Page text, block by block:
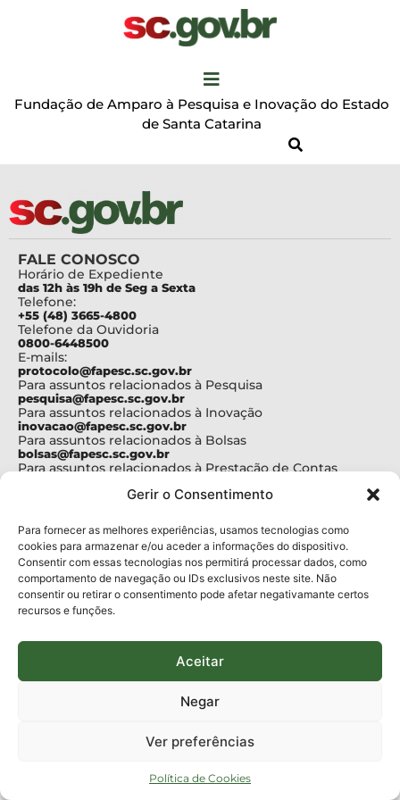
Gerir o Consentimento
Para fornecer as melhores experiências, usamos tecnologias como
cookies para armazenar e/ou aceder a informações do dispositivo.
Consentir com essas tecnologias nos permitirá processar dados, como
comportamento de navegação ou IDs exclusivos neste site. Não
consentir ou retirar o consentimento pode afetar negativamante certos
recursos e funções.
Aceitar
Negar
Ver preferências
Política de Cookies
Fundação de Amparo à Pesquisa e Inovação do Estado
de Santa Catarina
FALE CONOSCO
Horário de Expediente
das 12h às 19h de Seg a Sexta
Telefone:
+55 (48) 3665-4800
Telefone da Ouvidoria
0800-6448500
E-mails:
protocolo@fapesc.sc.gov.br
Para assuntos relacionados à Pesquisa
pesquisa@fapesc.sc.gov.br
Para assuntos relacionados à Inovação
inovacao@fapesc.sc.gov.br
Para assuntos relacionados à Bolsas
bolsas@fapesc.sc.gov.br
Para assuntos relacionados à Prestação de Contas
Para assuntos relacionados à Plataforma
Encarregado de dados
Jair Artur da Silva dpo@fapesc.sc.gov.br 3665-4831
ENDEREÇO
ParqTec Alfa – Rodovia José Carlos Daux, 600 (SC-401),
km 01, Módulo 12A, Edifício Fapesc / Celta, 5° andar
Bairro
CEP
Copyright © 2023 Todos os Direitos Reservados SC - Governo de Santa
Catarina |Desenvolvedor - FAPESC